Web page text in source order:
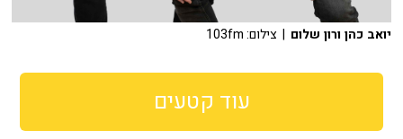
יואב כהן ורון שלום | צילום: 103fm
עוד קטעים